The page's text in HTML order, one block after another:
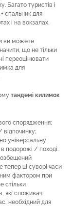
Багато туристів і
спальник для
і на вокзалах.
ви можете
що не тільки
переоцінювати
для
тандемі килимок
спорядження;
відпочинку;
універсальну
подорожі / поході.
ці суворі часи
фактором при
стільки
які споживач
необхідний для